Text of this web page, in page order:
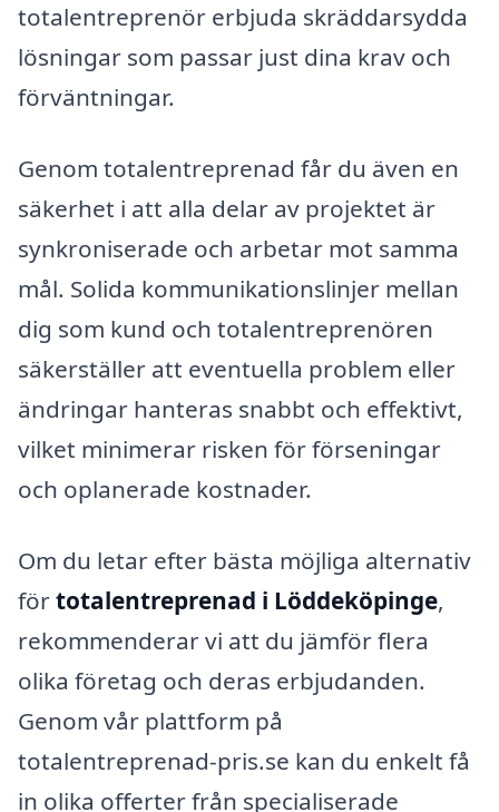
totalentreprenör erbjuda skräddarsydda
lösningar som passar just dina krav och
förväntningar.
Genom totalentreprenad får du även en
säkerhet i att alla delar av projektet är
synkroniserade och arbetar mot samma
mål. Solida kommunikationslinjer mellan
dig som kund och totalentreprenören
säkerställer att eventuella problem eller
ändringar hanteras snabbt och effektivt,
vilket minimerar risken för förseningar
och oplanerade kostnader.
Om du letar efter bästa möjliga alternativ
förtotalentreprenad i Löddeköpinge,
rekommenderar vi att du jämför flera
olika företag och deras erbjudanden.
Genom vår plattform på
totalentreprenad-pris.se kan du enkelt få
in olika offerter från specialiserade